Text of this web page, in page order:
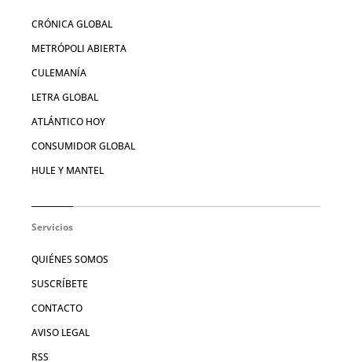
CRÓNICA GLOBAL
METRÓPOLI ABIERTA
CULEMANÍA
LETRA GLOBAL
ATLÁNTICO HOY
CONSUMIDOR GLOBAL
HULE Y MANTEL
Servicios
QUIÉNES SOMOS
SUSCRÍBETE
CONTACTO
AVISO LEGAL
RSS